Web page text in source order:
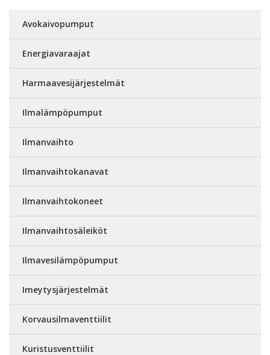
Avokaivopumput
Energiavaraajat
Harmaavesijärjestelmät
Ilmalämpöpumput
Ilmanvaihto
Ilmanvaihtokanavat
Ilmanvaihtokoneet
Ilmanvaihtosäleiköt
Ilmavesilämpöpumput
Imeytysjärjestelmät
Korvausilmaventtiilit
Kuristusventtiilit